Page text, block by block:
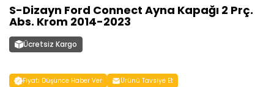
S-Dizayn Ford Connect Ayna Kapağı 2 Prç.
Abs. Krom 2014-2023
Ücretsiz Kargo
Fiyatı Düşünce Haber Ver Ürünü Tavsiye Et